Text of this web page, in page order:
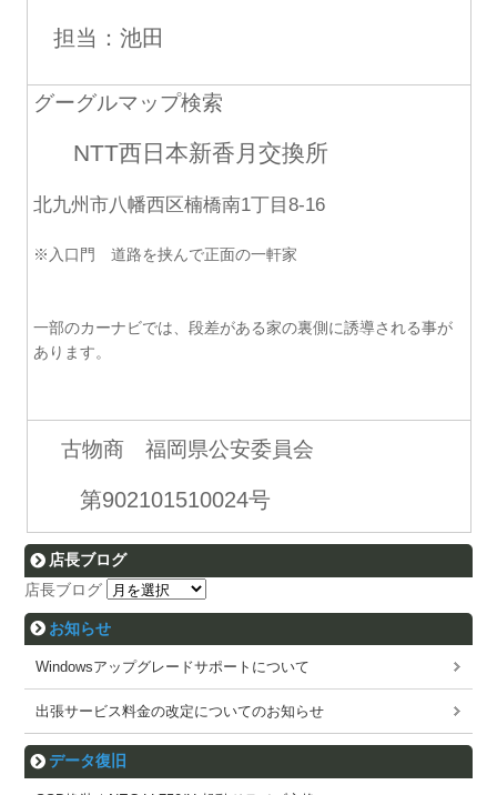
担当：池田
グーグルマップ検索
NTT西日本新香月交換所
北九州市八幡西区楠橋南1丁目8-16
※入口門 道路を挟んで正面の一軒家
一部のカーナビでは、段差がある家の裏側に誘導される事が
あります。
古物商 福岡県公安委員会
第902101510024号
店長ブログ
店長ブログ
お知らせ
Windowsアップグレードサポートについて
出張サービス料金の改定についてのお知らせ
データ復旧